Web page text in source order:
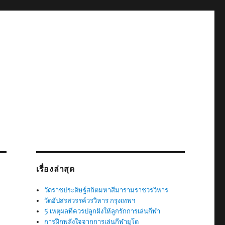
เรื่องล่าสุด
วัดราชประดิษฐ์สถิตมหาสีมารามราชวรวิหาร
วัดอัปสรสวรรค์วรวิหาร กรุงเทพฯ
5 เหตุผลที่ควรปลูกฝังให้ลูกรักการเล่นกีฬา
การฝึกพลังใจจากการเล่นกีฬายูโด